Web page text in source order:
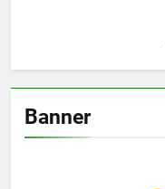
Banner